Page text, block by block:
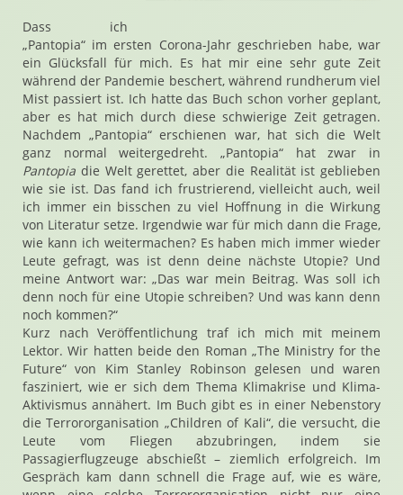
Dass ich
„Pantopia“ im ersten Corona-Jahr geschrieben habe, war
ein Glücksfall für mich. Es hat mir eine sehr gute Zeit
während der Pandemie beschert, während rundherum viel
Mist passiert ist. Ich hatte das Buch schon vorher geplant,
aber es hat mich durch diese schwierige Zeit getragen.
Nachdem „Pantopia“ erschienen war, hat sich die Welt
ganz normal weitergedreht. „Pantopia“ hat zwar in
Pantopia die Welt gerettet, aber die Realität ist geblieben
wie sie ist. Das fand ich frustrierend, vielleicht auch, weil
ich immer ein bisschen zu viel Hoffnung in die Wirkung
von Literatur setze. Irgendwie war für mich dann die Frage,
wie kann ich weitermachen? Es haben mich immer wieder
Leute gefragt, was ist denn deine nächste Utopie? Und
meine Antwort war: „Das war mein Beitrag. Was soll ich
denn noch für eine Utopie schreiben? Und was kann denn
noch kommen?“
Kurz nach Veröffentlichung traf ich mich mit meinem
Lektor. Wir hatten beide den Roman „The Ministry for the
Future“ von Kim Stanley Robinson gelesen und waren
fasziniert, wie er sich dem Thema Klimakrise und Klima-
Aktivismus annähert. Im Buch gibt es in einer Nebenstory
die Terrororganisation „Children of Kali“, die versucht, die
Leute vom Fliegen abzubringen, indem sie
Passagierflugzeuge abschießt – ziemlich erfolgreich. Im
Gespräch kam dann schnell die Frage auf, wie es wäre,